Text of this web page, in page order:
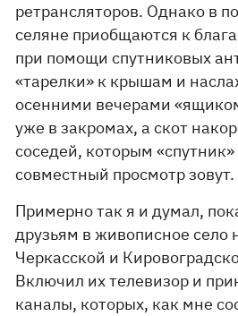
ретрансляторов. Однако в
селяне приобщаются к
при помощи спутниковых
«тарелки» к крышам и
осенними вечерами
уже в закромах, а скот
соседей, которым
совместный просмотр зовут.
Примерно так я и думал,
друзьям в живописное село
Черкасской и
Включил их телевизор и
каналы, которых, как мне